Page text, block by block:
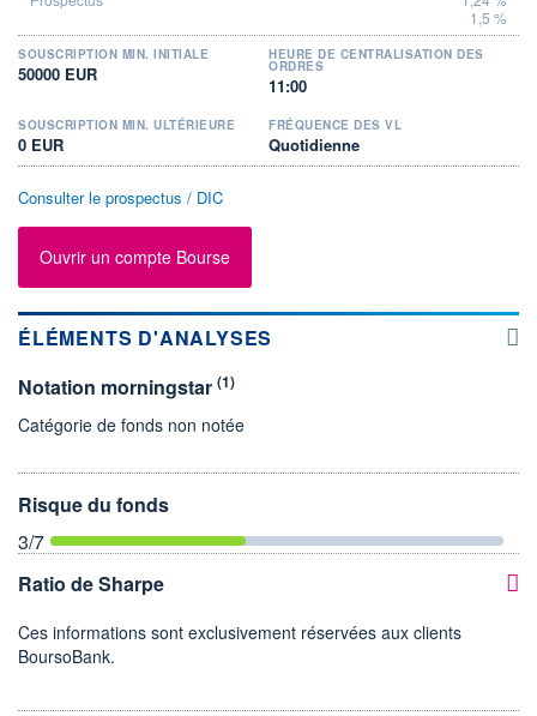
1,5 %
SOUSCRIPTION MIN. INITIALE
50000 EUR
HEURE DE CENTRALISATION DES
ORDRES
11:00
SOUSCRIPTION MIN. ULTÉRIEURE
0 EUR
FRÉQUENCE DES VL
Quotidienne
Consulter le prospectus / DIC
Ouvrir un compte Bourse
ÉLÉMENTS D'ANALYSES
Notation morningstar (1)
Catégorie de fonds non notée
Risque du fonds
3/7
Ratio de Sharpe
Ces informations sont exclusivement réservées aux clients
BoursoBank.